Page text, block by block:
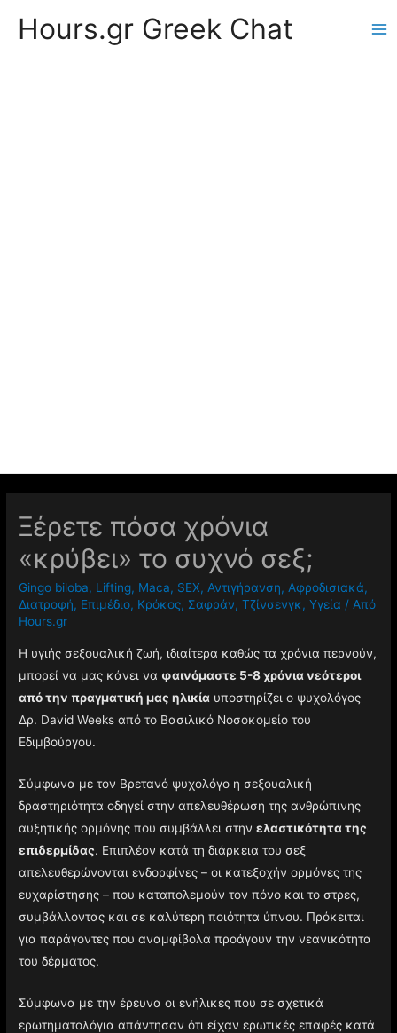
Hours.gr Greek Chat
Ξέρετε πόσα χρόνια
«κρύβει» το συχνό σεξ;
Gingo biloba, Lifting, Maca, SEX,Αντιγήρανση,Αφροδισιακά,
Διατροφή, Επιμέδιο, Κρόκος, Σαφράν,Τζίνσενγκ,Υγεία / Από
Hours.gr
Η υγιής σεξουαλική ζωή, ιδιαίτερα καθώς τα χρόνια περνούν,
μπορεί να μας κάνει να φαινόμαστε 5-8 χρόνια νεότεροι
από την πραγματική μας ηλικία υποστηρίζει ο ψυχολόγος
Δρ. David Weeks από το Βασιλικό Νοσοκομείο του
Εδιμβούργου.
Σύμφωνα με τον Βρετανό ψυχολόγο η σεξουαλική
δραστηριότητα οδηγεί στην απελευθέρωση της ανθρώπινης
αυξητικής ορμόνης που συμβάλλει στηνελαστικότητα της
επιδερμίδας. Επιπλέον κατά τη διάρκεια του σεξ
απελευθερώνονται ενδορφίνες – οι κατεξοχήν ορμόνες της
ευχαρίστησης – που καταπολεμούν τον πόνο και το στρες,
συμβάλλοντας και σε καλύτερη ποιότητα ύπνου. Πρόκειται
για παράγοντες που αναμφίβολα προάγουν την νεανικότητα
του δέρματος.
Σύμφωνα με την έρευνα οι ενήλικες που σε σχετικά
ερωτηματολόγια απάντησαν ότι είχαν ερωτικές επαφές κατά